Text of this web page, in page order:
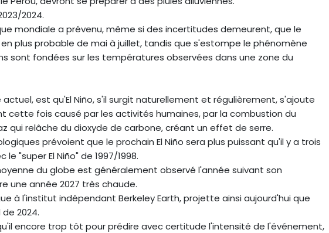
2024.
mondiale a prévenu, même si des incertitudes demeurent, que le
plus probable de mai à juillet, tandis que s'estompe le phénomène
sont fondées sur les températures observées dans une zone du
est qu'El Niño, s'il surgit naturellement et régulièrement, s'ajoute
cette fois causé par les activités humaines, par la combustion du
qui relâche du dioxyde de carbone, créant un effet de serre.
prévoient que le prochain El Niño sera plus puissant qu'il y a trois
"super El Niño" de 1997/1998.
du globe est généralement observé l'année suivant son
une année 2027 très chaude.
à l'institut indépendant Berkeley Earth, projette ainsi aujourd'hui que
2024.
encore trop tôt pour prédire avec certitude l'intensité de l'événement,